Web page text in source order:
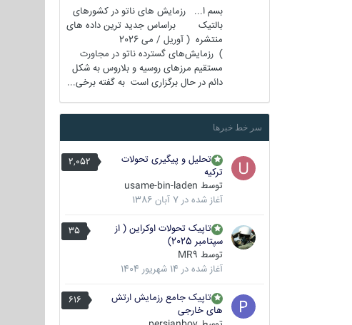
بسم ا... رزمایش های ناتو در کشورهای
بالتیک براساس جدید ترین داده های
منتشره ( آوریل / می 2026
) رزمایش‌های گسترده ناتو در مجاورت
مستقیم مرزهای روسیه و بلاروس به شکل
دائم در حال برگزاری است به گفته برخی...
سر خط خبرها
2,052
تحلیل و پیگیری تحولات
ترکیه
توسط usame-bin-laden
آغاز شده در 7 آبان 1386
35
تاپیک تحولات اوکراین ( از
سپتامبر 2025)
توسط MR9
آغاز شده در 14 شهریور 1404
616
تاپیک جامع رزمایش ارتش
های خارجی